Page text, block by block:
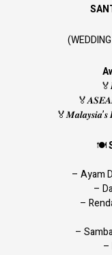
🏅𝑴𝒂𝒍𝒂𝒚𝒔𝒊𝒂’𝒔
🍽
– Ayam
–
–
–
–